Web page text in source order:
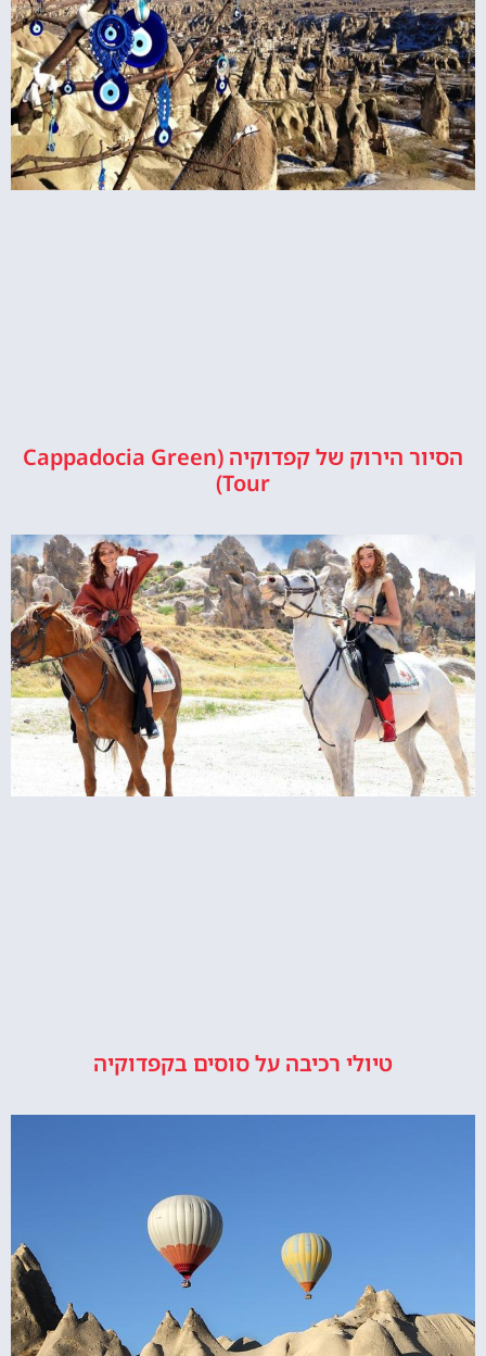
הסיור הירוק של קפדוקיה (Cappadocia Green
Tour)
טיולי רכיבה על סוסים בקפדוקיה